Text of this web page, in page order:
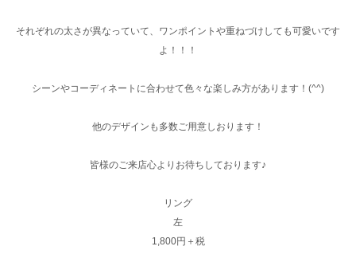
それぞれの太さが異なっていて、ワンポイントや重ねづけしても可愛いです
よ！！！
シーンやコーディネートに合わせて色々な楽しみ方があります！(^^)
他のデザインも多数ご用意しおります！
皆様のご来店心よりお待ちしております♪
リング
左
1,800円＋税